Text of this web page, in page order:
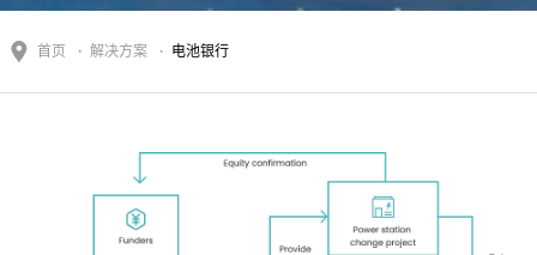
首页 解决方案 电池银行